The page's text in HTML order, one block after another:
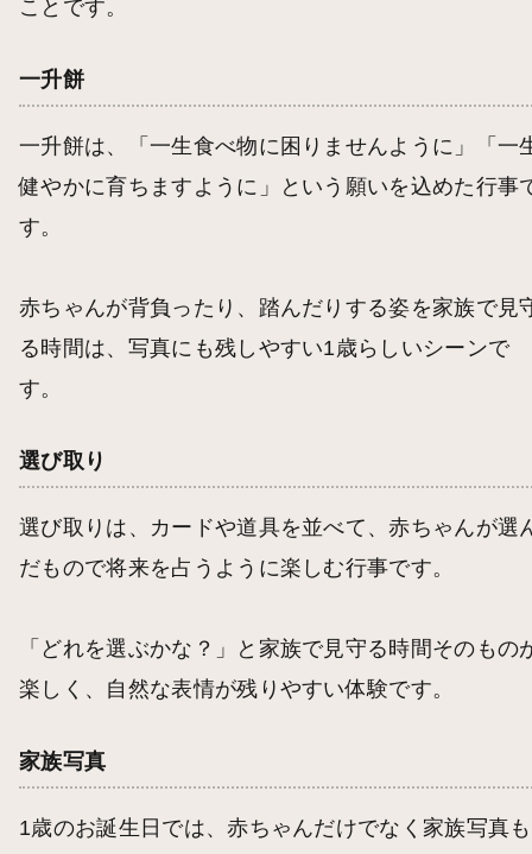
ことです。
一升餅
一升餅は、「一生食べ物に困りませんように」「一
健やかに育ちますように」という願いを込めた行事
す。
赤ちゃんが背負ったり、踏んだりする姿を家族で見
る時間は、写真にも残しやすい1歳らしいシーンで
す。
選び取り
選び取りは、カードや道具を並べて、赤ちゃんが選
だもので将来を占うように楽しむ行事です。
「どれを選ぶかな？」と家族で見守る時間そのもの
楽しく、自然な表情が残りやすい体験です。
家族写真
1歳のお誕生日では、赤ちゃんだけでなく家族写真も